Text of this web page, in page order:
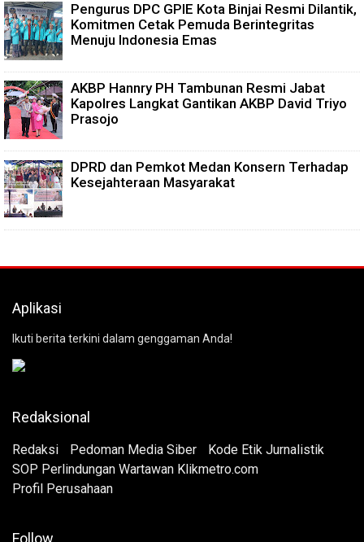
Pengurus DPC GPIE Kota Binjai Resmi Dilantik,
Komitmen Cetak Pemuda Berintegritas
Menuju Indonesia Emas
AKBP Hannry PH Tambunan Resmi Jabat
Kapolres Langkat Gantikan AKBP David Triyo
Prasojo
DPRD dan Pemkot Medan Konsern Terhadap
Kesejahteraan Masyarakat
Aplikasi
Ikuti berita terkini dalam genggaman Anda!
Redaksional
Redaksi Pedoman Media Siber
Kode Etik Jurnalistik
SOP Perlindungan Wartawan Klikmetro.com
Profil Perusahaan
Follow